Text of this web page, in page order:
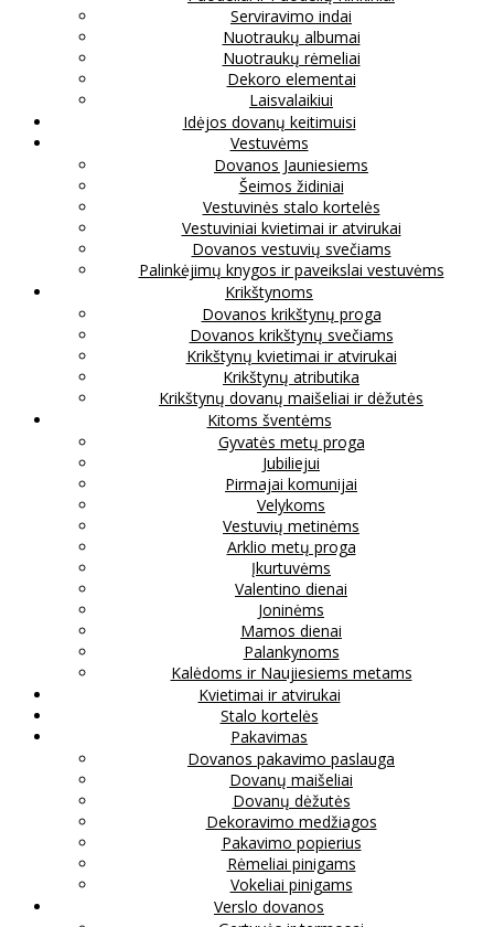
Serviravimo indai
Nuotraukų albumai
Nuotraukų rėmeliai
Dekoro elementai
Laisvalaikiui
Idėjos dovanų keitimuisi
Vestuvėms
Dovanos Jauniesiems
Šeimos židiniai
Vestuvinės stalo kortelės
Vestuviniai kvietimai ir atvirukai
Dovanos vestuvių svečiams
Palinkėjimų knygos ir paveikslai vestuvėms
Krikštynoms
Dovanos krikštynų proga
Dovanos krikštynų svečiams
Krikštynų kvietimai ir atvirukai
Krikštynų atributika
Krikštynų dovanų maišeliai ir dėžutės
Kitoms šventėms
Gyvatės metų proga
Jubiliejui
Pirmajai komunijai
Velykoms
Vestuvių metinėms
Arklio metų proga
Įkurtuvėms
Valentino dienai
Joninėms
Mamos dienai
Palankynoms
Kalėdoms ir Naujiesiems metams
Kvietimai ir atvirukai
Stalo kortelės
Pakavimas
Dovanos pakavimo paslauga
Dovanų maišeliai
Dovanų dėžutės
Dekoravimo medžiagos
Pakavimo popierius
Rėmeliai pinigams
Vokeliai pinigams
Verslo dovanos